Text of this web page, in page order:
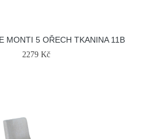
MONTI 5 OŘECH TKANINA 11B
2279 Kč